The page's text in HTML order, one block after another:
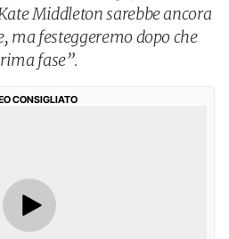
Middleton sarebbe ancora
ma festeggeremo dopo che
fase”.
CONSIGLIATO